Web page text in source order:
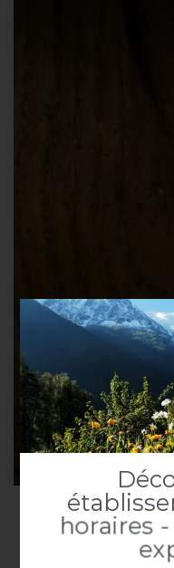
Risotto de
horaires